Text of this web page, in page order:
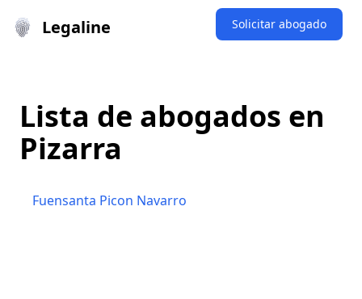
Legaline Solicitar abogado
Lista de abogados en
Pizarra
Fuensanta Picon Navarro